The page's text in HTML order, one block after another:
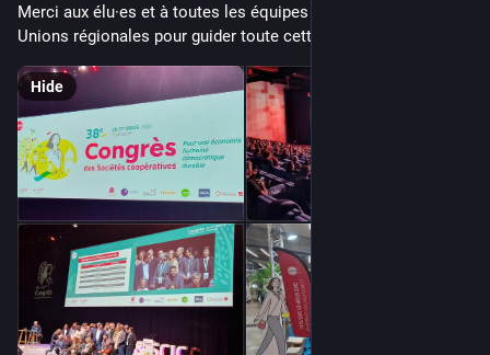
Merci aux élu·es et à toutes les équipes de la CG Scop et des
Unions régionales pour guider toute cette énergie !
Hide